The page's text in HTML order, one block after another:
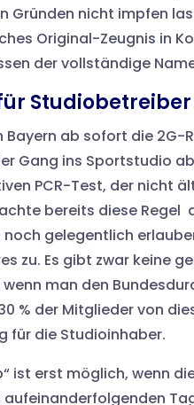
Gründen nicht impfen
Original-Zeugnis in
der vollständige
Studiobetreiber
Bayern ab sofort die 2G-
Gang ins Sportstudio
PCR-Test, der nicht
bereits diese Regel
gelegentlich
zu. Es gibt zwar keine
man den
% der Mitglieder von
für die Studioinhaber.
ist erst möglich, wenn